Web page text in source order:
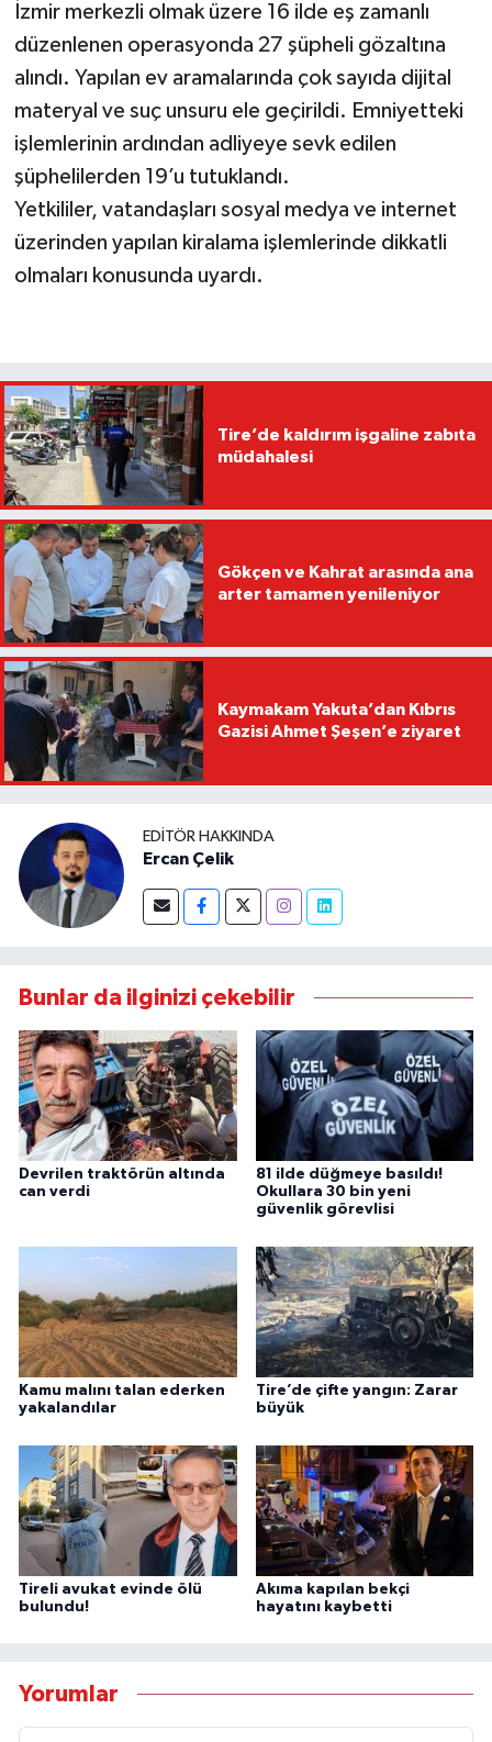
İzmir merkezli olmak üzere 16 ilde eş zamanlı
düzenlenen operasyonda 27 şüpheli gözaltına
alındı. Yapılan ev aramalarında çok sayıda dijital
materyal ve suç unsuru ele geçirildi. Emniyetteki
işlemlerinin ardından adliyeye sevk edilen
şüphelilerden 19’u tutuklandı.
Yetkililer, vatandaşları sosyal medya ve internet
üzerinden yapılan kiralama işlemlerinde dikkatli
olmaları konusunda uyardı.
Tire’de kaldırım işgaline zabıta
müdahalesi
Gökçen ve Kahrat arasında ana
arter tamamen yenileniyor
Kaymakam Yakuta’dan Kıbrıs
Gazisi Ahmet Şeşen’e ziyaret
EDITÖR HAKKINDA
Ercan Çelik
Bunlar da ilginizi çekebilir
Devrilen traktörün altında
can verdi
81 ilde düğmeye basıldı!
Okullara 30 bin yeni
güvenlik görevlisi
Kamu malını talan ederken
yakalandılar
Tire’de çifte yangın: Zarar
büyük
Tireli avukat evinde ölü
bulundu!
Akıma kapılan bekçi
hayatını kaybetti
Yorumlar